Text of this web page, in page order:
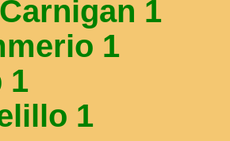
1
1
1
1